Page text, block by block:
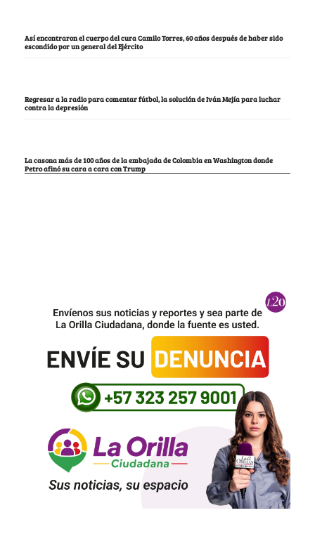
Así encontraron el cuerpo del cura Camilo Torres, 60 años después de haber sido
escondido por un general del Ejército
Regresar a la radio para comentar fútbol, la solución de Iván Mejía para luchar
contra la depresión
La casona más de 100 años de la embajada de Colombia en Washington donde
Petro afinó su cara a cara con Trump